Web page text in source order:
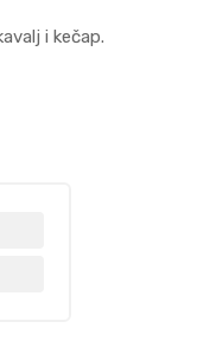
i kečap.